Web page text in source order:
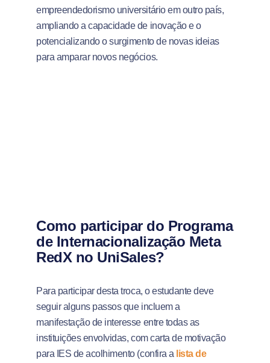
empreendedorismo universitário em outro país,
ampliando a capacidade de inovação e o
potencializando o surgimento de novas ideias
para amparar novos negócios.
Como participar do Programa
de Internacionalização Meta
RedX no UniSales?
Para participar desta troca, o estudante deve
seguir alguns passos que incluem a
manifestação de interesse entre todas as
instituições envolvidas, com carta de motivação
para IES de acolhimento (confira a lista de